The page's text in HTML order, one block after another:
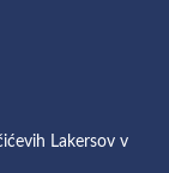
Lakersov v